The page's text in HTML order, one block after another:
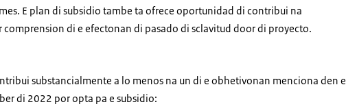
E plan di subsidio tambe ta ofrece oportunidad di contribui na
di e efectonan di pasado di sclavitud door di proyecto.
substancialmente a lo menos na un di e obhetivonan menciona den e
di 2022 por opta pa e subsidio: